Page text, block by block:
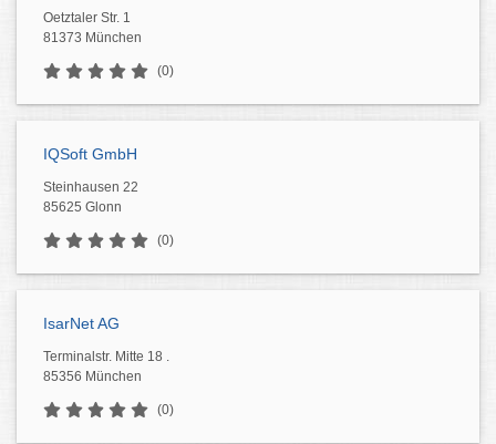
Oetztaler Str. 1
81373 München
(0)
IQSoft GmbH
Steinhausen 22
85625 Glonn
(0)
IsarNet AG
Terminalstr. Mitte 18 .
85356 München
(0)